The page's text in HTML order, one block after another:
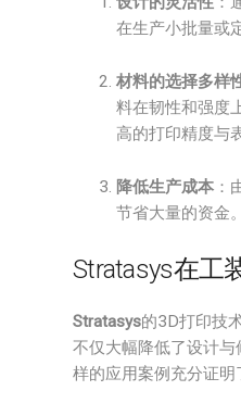
在生产小批量或
材料的选择多样
料在韧性和强度
高的打印精度与
降低生产成本 ：
节省大量的资金。
Stratasys在工
Stratasys的3D打印技
不仅大幅降低了设计
样的应用案例充分证明